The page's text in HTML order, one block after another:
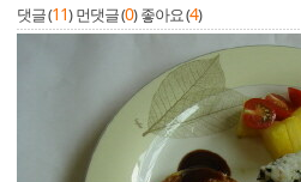
댓글 (11) 먼댓글 (0) 좋아요 (4)